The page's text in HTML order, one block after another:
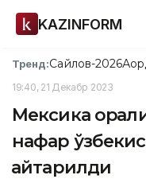
KAZINFORM
Тренд:Сайлов-2026
19:40, 21 Декабр 2023
Мексика
нафар
қайтарилди